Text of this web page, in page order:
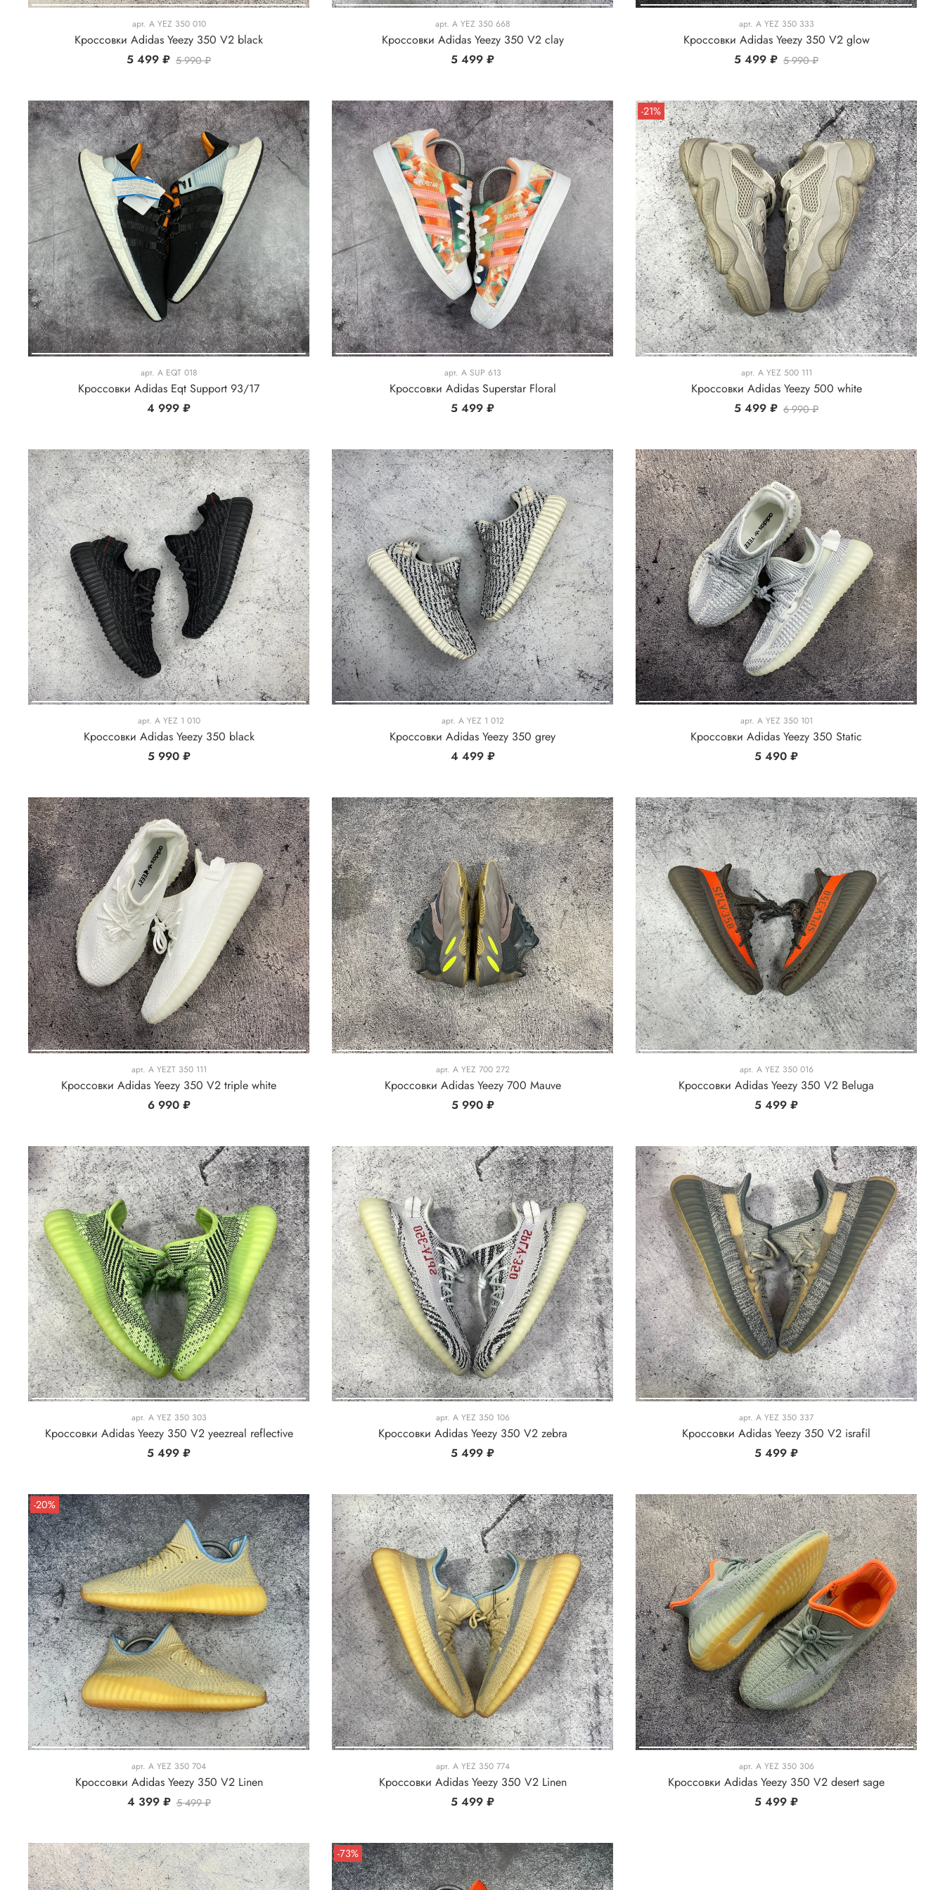
арт. A YEZ 350 010
Кроссовки Adidas Yeezy 350 V2 black
5 499 ₽ 5 990 ₽
арт. A YEZ 350 668
Кроссовки Adidas Yeezy 350 V2 clay
5 499 ₽
арт. A YEZ 350 333
Кроссовки Adidas Yeezy 350 V2 glow
5 499 ₽ 5 990 ₽
арт. A EQT 018
Кроссовки Adidas Eqt Support 93/17
4 999 ₽
арт. A SUP 613
Кроссовки Adidas Superstar Floral
5 499 ₽
-21%
арт. A YEZ 500 111
Кроссовки Adidas Yeezy 500 white
5 499 ₽ 6 990 ₽
арт. A YEZ 1 010
Кроссовки Adidas Yeezy 350 black
5 990 ₽
арт. A YEZ 1 012
Кроссовки Adidas Yeezy 350 grey
4 499 ₽
арт. A YEZ 350 101
Кроссовки Adidas Yeezy 350 Static
5 490 ₽
арт. A YEZT 350 111
Кроссовки Adidas Yeezy 350 V2 triple white
6 990 ₽
арт. A YEZ 700 272
Кроссовки Adidas Yeezy 700 Mauve
5 990 ₽
арт. A YEZ 350 016
Кроссовки Adidas Yeezy 350 V2 Beluga
5 499 ₽
арт. A YEZ 350 303
Кроссовки Adidas Yeezy 350 V2 yeezreal reflective
5 499 ₽
арт. A YEZ 350 106
Кроссовки Adidas Yeezy 350 V2 zebra
5 499 ₽
арт. A YEZ 350 337
Кроссовки Adidas Yeezy 350 V2 israfil
5 499 ₽
-20%
арт. A YEZ 350 704
Кроссовки Adidas Yeezy 350 V2 Linen
4 399 ₽ 5 499 ₽
арт. A YEZ 350 774
Кроссовки Adidas Yeezy 350 V2 Linen
5 499 ₽
арт. A YEZ 350 306
Кроссовки Adidas Yeezy 350 V2 desert sage
5 499 ₽
-73%